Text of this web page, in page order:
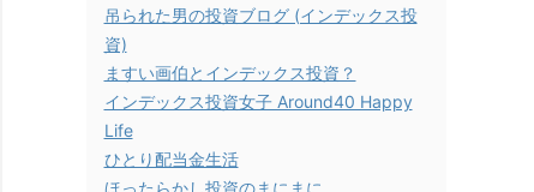
吊られた男の投資ブログ (インデックス投
資)
ますい画伯とインデックス投資？
インデックス投資女子 Around40 Happy
Life
ひとり配当金生活
ほったらかし投資のまにまに